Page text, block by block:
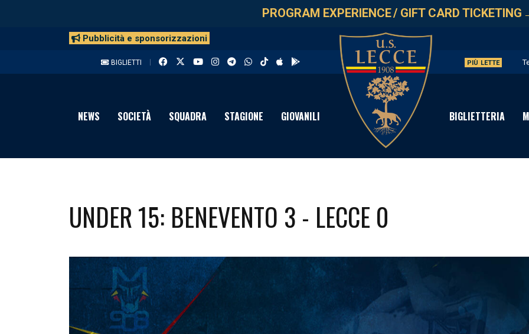
PROGRAM EXPERIENCE/ GIFT CARD TICKETING
Pubblicità e sponsorizzazioni
BIGLIETTI PIÙ LETTE
NEWS SOCIETÀ SQUADRA STAGIONE GIOVANILI BIGLIETTERIA
UNDER 15: BENEVENTO 3 - LECCE 0